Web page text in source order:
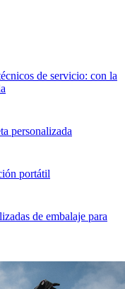
de servicio: con la
personalizada
portátil
de embalaje para